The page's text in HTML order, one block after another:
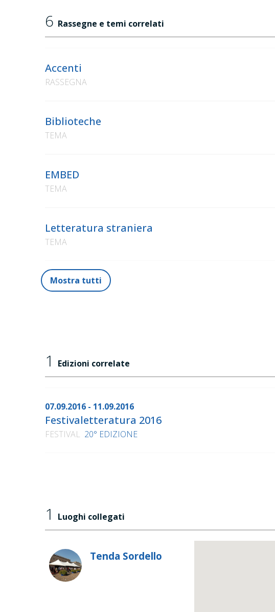
6 Rassegne e temi correlati
Accenti
RASSEGNA
Biblioteche
TEMA
EMBED
TEMA
Letteratura straniera
TEMA
Mostra tutti
1 Edizioni correlate
07.09.2016 - 11.09.2016
Festivaletteratura 2016
FESTIVAL 20° EDIZIONE
1 Luoghi collegati
Tenda Sordello